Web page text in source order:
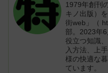
1979年創刊
キノ出版）
街web」（
部。2023年
役立つ知識
入方法、上
様の快適な
ています。